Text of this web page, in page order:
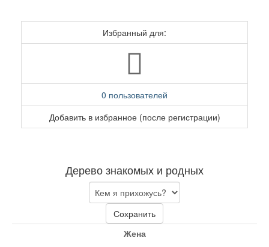
Избранный для:
0 пользователей
Добавить в избранное (после регистрации)
Дерево знакомых и родных
Сохранить
Жена